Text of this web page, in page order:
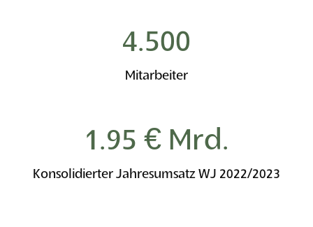
Mitarbeiter
4.500
Konsolidierter Jahresumsatz WJ 2022/2023
1.95 € Mrd.